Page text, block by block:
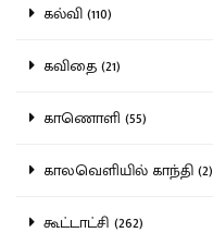
கல்வி (110)
கவிதை (21)
காணொளி (55)
காலவெளியில் காந்தி (2)
கூட்டாட்சி (262)